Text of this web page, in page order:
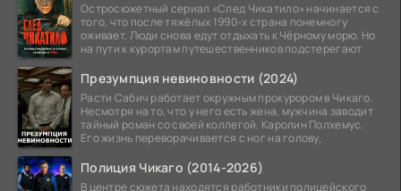
Остросюжетный сериал «След Чикатило» начинается с
того, что после тяжёлых 1990-х страна понемногу
оживает. Люди снова едут отдыхать к Чёрному морю. Но
на пути к курортам путешественников подстерегают
Презумпция невиновности (2024)
Расти Сабич работает окружным прокурором в Чикаго.
Несмотря на то, что у него есть жена, мужчина заводит
тайный роман со своей коллегой, Каролин Полхемус.
Его жизнь переворачивается с ног на голову,
Полиция Чикаго (2014-2026)
В центре сюжета находятся работники полицейского